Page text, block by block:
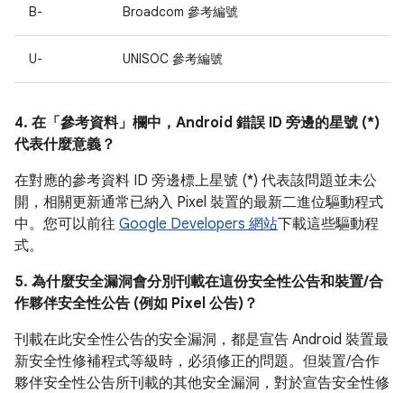
B- Broadcom 參考編號
U- UNISOC 參考編號
4. 在「參考資料」 欄中，Android 錯誤 ID 旁邊的星號 (*)
代表什麼意義？
在對應的參考資料 ID 旁邊標上星號 (*) 代表該問題並未公
開，相關更新通常已納入 Pixel 裝置的最新二進位驅動程式
中。您可以前往 Google Developers 網站下載這些驅動程
式。
5. 為什麼安全漏洞會分別刊載在這份安全性公告和裝置/合
作夥伴安全性公告 (例如 Pixel 公告)？
刊載在此安全性公告的安全漏洞，都是宣告 Android 裝置最
新安全性修補程式等級時，必須修正的問題。但裝置/合作
夥伴安全性公告所刊載的其他安全漏洞，對於宣告安全性修